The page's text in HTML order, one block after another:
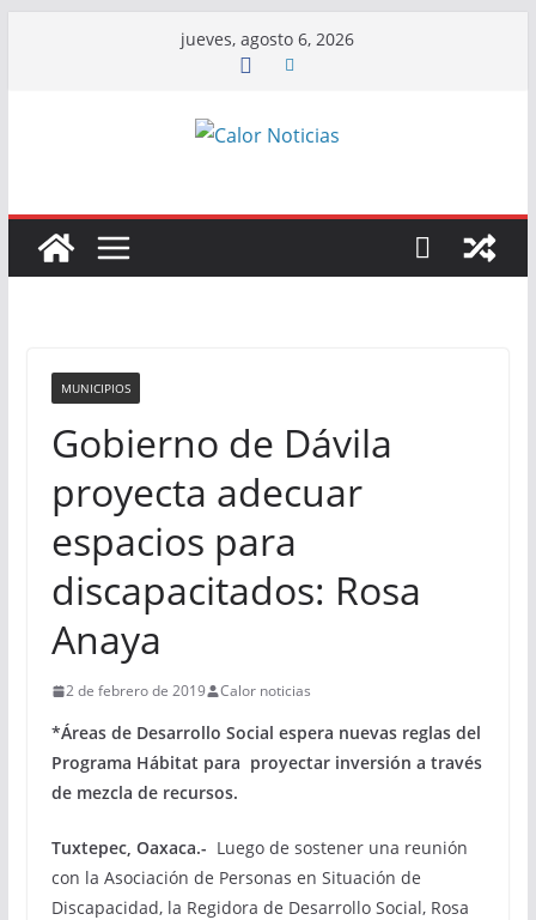
jueves, agosto 6, 2026
MUNICIPIOS
Gobierno de Dávila
proyecta adecuar
espacios para
discapacitados: Rosa
Anaya
2 de febrero de 2019 Calor noticias
*Áreas de Desarrollo Social espera nuevas reglas del
Programa Hábitat para proyectar inversión a través
de mezcla de recursos.
Tuxtepec, Oaxaca.- Luego de sostener una reunión
con la Asociación de Personas en Situación de
Discapacidad, la Regidora de Desarrollo Social, Rosa